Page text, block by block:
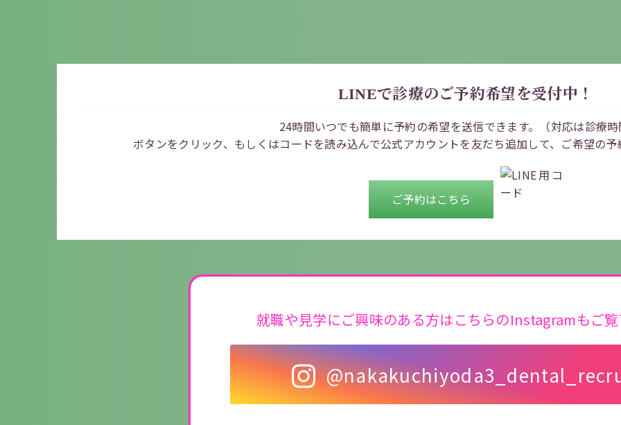
LINEで診療のご予約希望を受付中！
24時間いつでも簡単に予約の希望を送信できます。
（対応は診療
ボタンをクリック、もしくはコードを読み込んで公式アカウントを友だち追加して、ご希望の
ご予約はこちら
就職や見学にご興味のある方はこちらのInstagramもご